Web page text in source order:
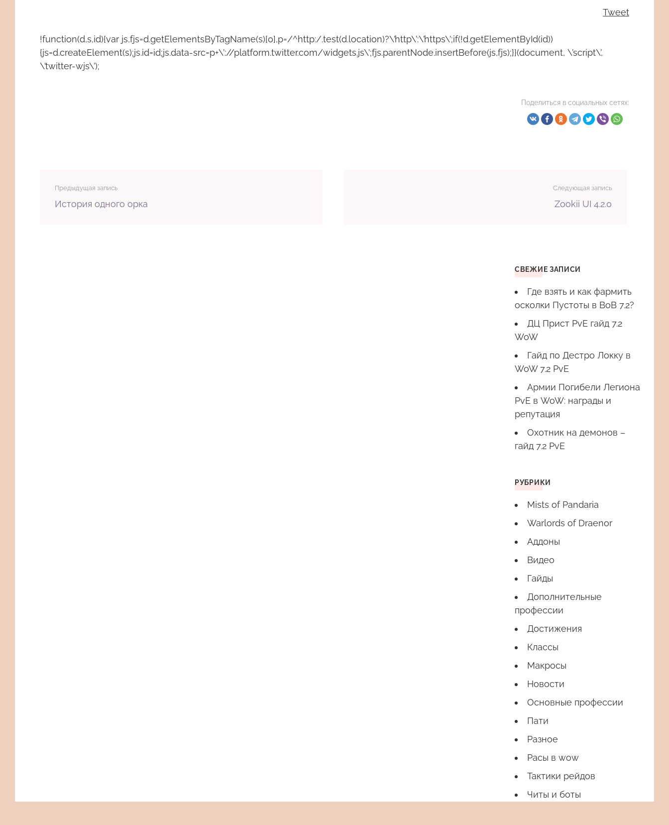
Tweet
!function(d,s,id){var js,fjs=d.getElementsByTagName(s)[0],p=/^http:/.test(d.location)?\’http\’:\’https\’;if(!d.getElementById(id))
{js=d.createElement(s);js.id=id;js.data-src=p+\’://platform.twitter.com/widgets.js\’;fjs.parentNode.insertBefore(js,fjs);}}(document, \’script\’,
\’twitter-wjs\’);
Поделиться в социальных сетях:
Предыдущая запись
История одного орка
Следующая запись
Zookii UI 4.2.0
СВЕЖИЕ ЗАПИСИ
Где взять и как фармить
осколки Пустоты в ВоВ 7.2?
ДЦ Прист PvE гайд 7.2
WoW
Гайд по Дестро Локку в
WoW 7.2 PvE
Армии Погибели Легиона
PvE в WoW: награды и
репутация
Охотник на демонов –
гайд 7.2 PvE
РУБРИКИ
Mists of Pandaria
Warlords of Draenor
Аддоны
Видео
Гайды
Дополнительные
профессии
Достижения
Классы
Макросы
Новости
Основные профессии
Пати
Разное
Расы в wow
Тактики рейдов
Читы и боты